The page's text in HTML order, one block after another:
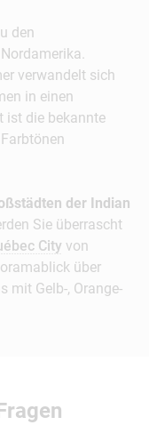
den
verwandelt sich
in einen
ist die bekannte
der Indian
Sie überrascht
City von
über
mit Gelb-, Orange-